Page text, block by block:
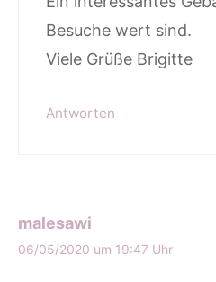
Besuche wert sind.
Viele Grüße Brigitte
Antworten
malesawi
06/05/2020 um 19:47 Uhr